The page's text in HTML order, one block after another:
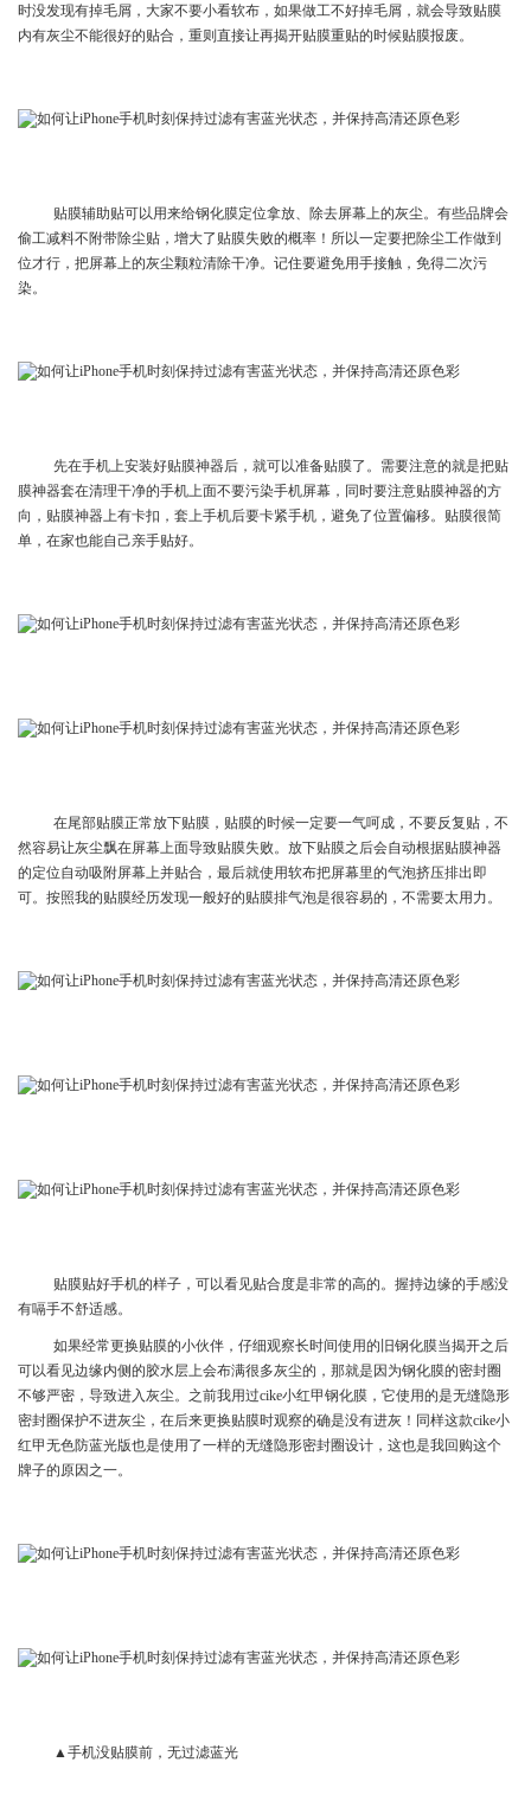
时没发现有掉毛屑，大家不要小看软布，如果做工不好掉毛屑，就会导致贴膜
内有灰尘不能很好的贴合，重则直接让再揭开贴膜重贴的时候贴膜报废。
贴膜辅助贴可以用来给钢化膜定位拿放、除去屏幕上的灰尘。有些品牌会
偷工减料不附带除尘贴，增大了贴膜失败的概率！所以一定要把除尘工作做到
位才行，把屏幕上的灰尘颗粒清除干净。记住要避免用手接触，免得二次污
染。
先在手机上安装好贴膜神器后，就可以准备贴膜了。需要注意的就是把贴
膜神器套在清理干净的手机上面不要污染手机屏幕，同时要注意贴膜神器的方
向，贴膜神器上有卡扣，套上手机后要卡紧手机，避免了位置偏移。贴膜很简
单，在家也能自己亲手贴好。
在尾部贴膜正常放下贴膜，贴膜的时候一定要一气呵成，不要反复贴，不
然容易让灰尘飘在屏幕上面导致贴膜失败。放下贴膜之后会自动根据贴膜神器
的定位自动吸附屏幕上并贴合，最后就使用软布把屏幕里的气泡挤压排出即
可。按照我的贴膜经历发现一般好的贴膜排气泡是很容易的，不需要太用力。
贴膜贴好手机的样子，可以看见贴合度是非常的高的。握持边缘的手感没
有嗝手不舒适感。
如果经常更换贴膜的小伙伴，仔细观察长时间使用的旧钢化膜当揭开之后
可以看见边缘内侧的胶水层上会布满很多灰尘的，那就是因为钢化膜的密封圈
不够严密，导致进入灰尘。之前我用过cike小红甲钢化膜，它使用的是无缝隐形
密封圈保护不进灰尘，在后来更换贴膜时观察的确是没有进灰！同样这款cike小
红甲无色防蓝光版也是使用了一样的无缝隐形密封圈设计，这也是我回购这个
牌子的原因之一。
▲手机没贴膜前，无过滤蓝光